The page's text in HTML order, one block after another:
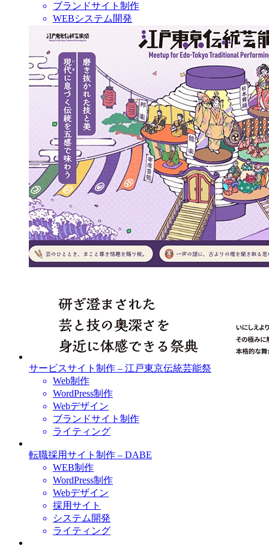
ブランドサイト制作
WEBシステム開発
サービスサイト制作 – 江戸東京伝統芸能祭
Web制作
WordPress制作
Webデザイン
ブランドサイト制作
ライティング
転職採用サイト制作 – DABE
WEB制作
WordPress制作
Webデザイン
採用サイト
システム開発
ライティング